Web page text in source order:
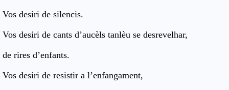
Vos desiri de silencis.
Vos desiri de cants d’aucèls tanlèu se desrevelhar,
de rires d’enfants.
Vos desiri de resistir a l’enfangament,